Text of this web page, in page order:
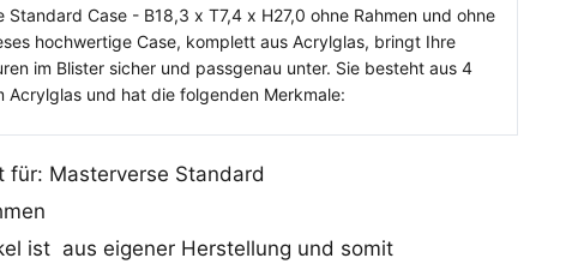
Standard Case - B18,3 x T7,4 x H27,0 ohne Rahmen und ohne
hochwertige Case, komplett aus Acrylglas, bringt Ihre
im Blister sicher und passgenau unter. Sie besteht aus 4
Acrylglas und hat die folgenden Merkmale:
für: Masterverse Standard
ist aus eigener Herstellung und somit